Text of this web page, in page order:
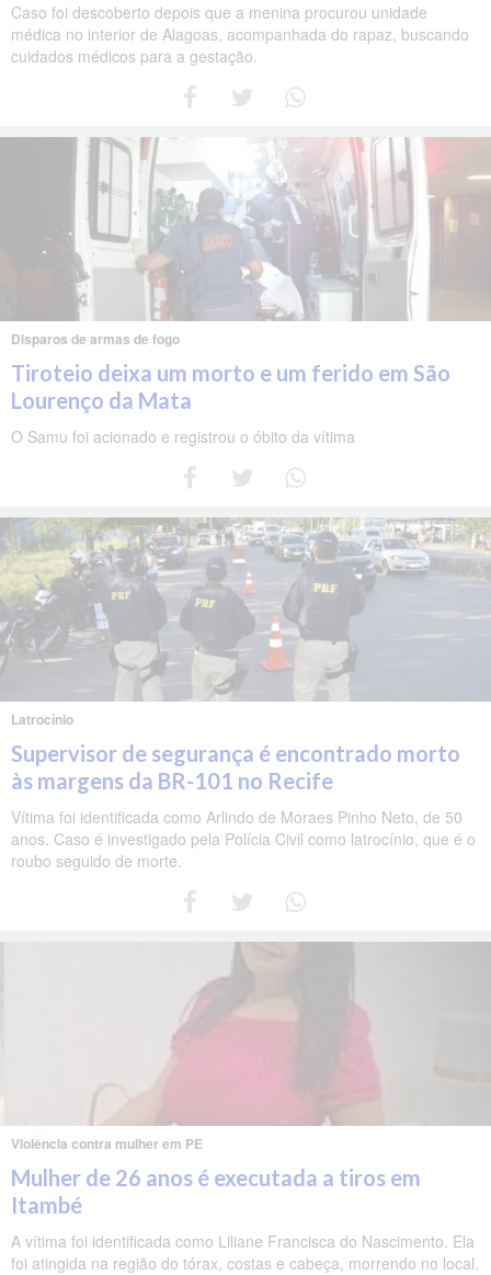
Caso foi descoberto depois que a menina procurou unidade
médica no interior de Alagoas, acompanhada do rapaz, buscando
cuidados médicos para a gestação.
Disparos de armas de fogo
Tiroteio deixa um morto e um ferido em São
Lourenço da Mata
O Samu foi acionado e registrou o óbito da vítima
Latrocínio
Supervisor de segurança é encontrado morto
às margens da BR-101 no Recife
Vítima foi identificada como Arlindo de Moraes Pinho Neto, de 50
anos. Caso é investigado pela Polícia Civil como latrocínio, que é o
roubo seguido de morte.
Violência contra mulher em PE
Mulher de 26 anos é executada a tiros em
Itambé
A vítima foi identificada como Liliane Francisca do Nascimento. Ela
foi atingida na região do tórax, costas e cabeça, morrendo no local.